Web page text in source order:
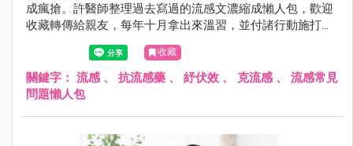
成瘋搶。許醫師整理過去寫過的流感文濃縮成懶人包，歡迎
收藏轉傳給親友，每年十月拿出來溫習，並付諸行動施打
收藏
關鍵字： 流感 、 抗流感藥 、 紓伏效 、 克流感 、 流感常見
問題懶人包